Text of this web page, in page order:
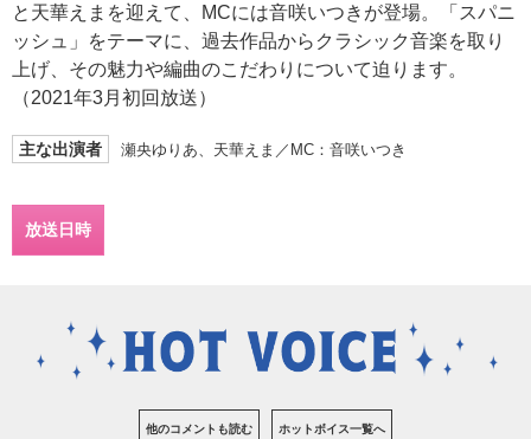
と天華えまを迎えて、MCには音咲いつきが登場。「スパニ
ッシュ」をテーマに、過去作品からクラシック音楽を取り
上げ、その魅力や編曲のこだわりについて迫ります。
（2021年3月初回放送）
主な出演者 瀬央ゆりあ、天華えま／MC：音咲いつき
放送日時
他のコメントも読む ホットボイス一覧へ